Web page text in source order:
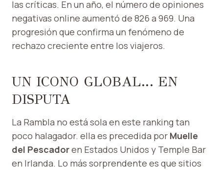
las críticas. En un año, el número de opiniones
negativas online aumentó de 826 a 969. Una
progresión que confirma un fenómeno de
rechazo creciente entre los viajeros.
UN ICONO GLOBAL… EN
DISPUTA
La Rambla no está sola en este ranking tan
poco halagador. ella es precedida por Muelle
del Pescadoren Estados Unidos y Temple Bar
en Irlanda. Lo más sorprendente es que sitios